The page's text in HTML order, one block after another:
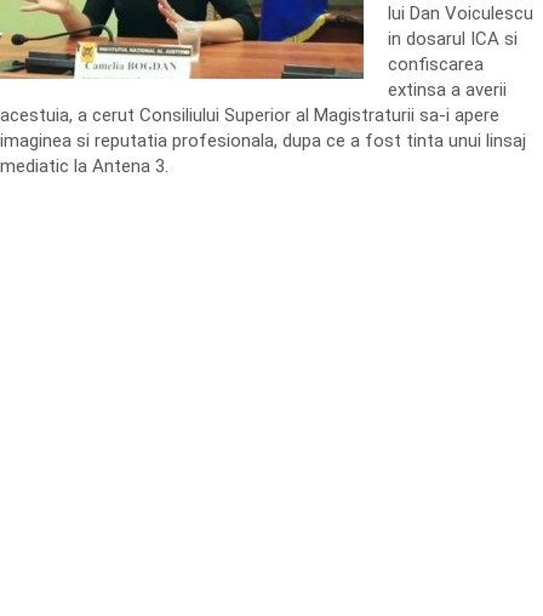
lui Dan Voiculescu
in dosarul ICA si
confiscarea
extinsa a averii
acestuia, a cerut Consiliului Superior al Magistraturii sa-i apere
imaginea si reputatia profesionala, dupa ce a fost tinta unui linsaj
mediatic la Antena 3.